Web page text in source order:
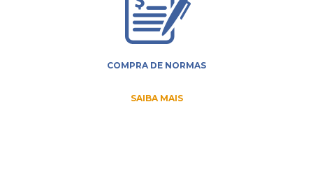
COMPRA DE NORMAS
SAIBA MAIS